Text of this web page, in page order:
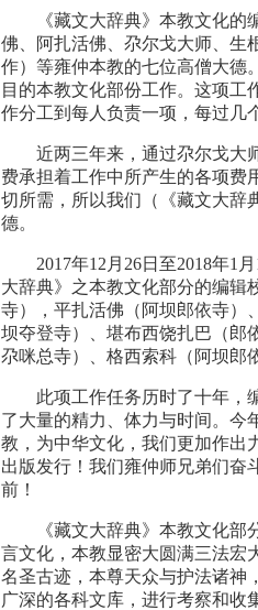
《藏文大辞典》本教文化
佛、阿扎活佛、尕尔戈大师、生
作）等雍仲本教的七位高僧大德
目的本教文化部份工作。这项
作分工到每人负责一项，每过
近两三年来，通过尕尔戈大
费承担着工作中所产生的各项费
切所需，所以我们（《藏文大辞
德。
2017年12月26日至2018年1
大辞典》之本教文化部分的编辑
寺），平扎活佛（阿坝郎依寺）
坝夺登寺）、堪布西饶扎巴（郎
尕咪总寺）、格西索科（阿坝郎
此项工作任务历时了十年，
了大量的精力、体力与时间。今
教，为中华文化，我们更加作出
出版发行！我们雍仲师兄弟们奋
前！
《藏文大辞典》本教文化
言文化，本教显密大圆满三法宏
名圣古迹，本尊天众与护法诸神
广深的各科文库，进行考察和收